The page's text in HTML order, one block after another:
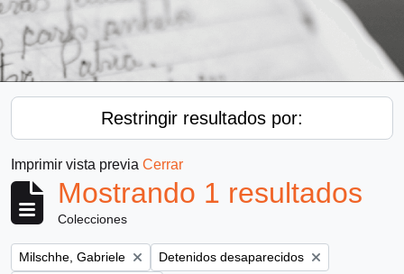
Restringir resultados por:
Imprimir vista previa Cerrar
Mostrando 1 resultados
Colecciones
Remove filter:
Milschhe, Gabriele Remove filter:
Detenidos desaparecidos